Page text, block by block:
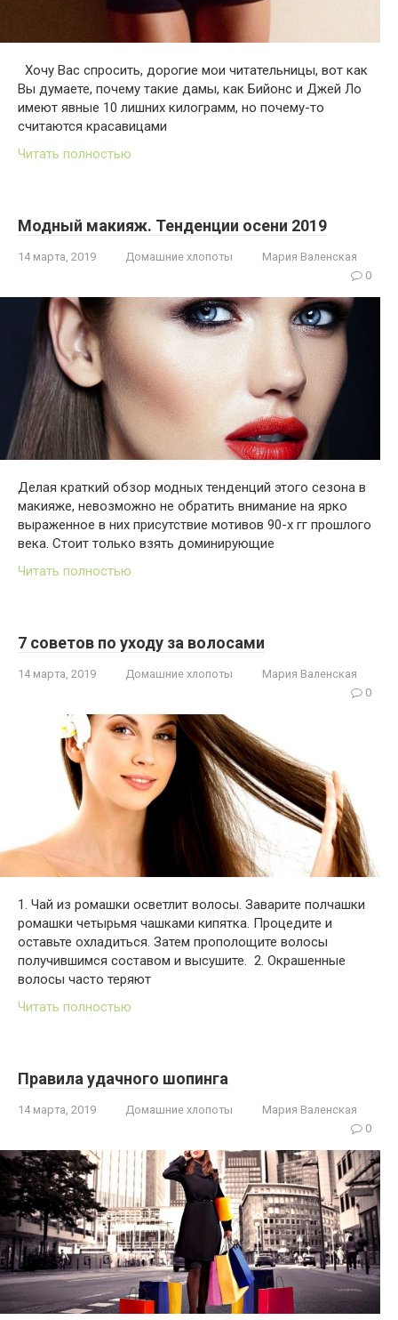
Хочу Вас спросить, дорогие мои читательницы, вот как
Вы думаете, почему такие дамы, как Бийонс и Джей Ло
имеют явные 10 лишних килограмм, но почему-то
считаются красавицами
Читать полностью
Модный макияж. Тенденции осени 2019
14 марта, 2019 Домашние хлопоты
Мария Валенская
0
Делая краткий обзор модных тенденций этого сезона в
макияже, невозможно не обратить внимание на ярко
выраженное в них присутствие мотивов 90-х гг прошлого
века. Стоит только взять доминирующие
Читать полностью
7 советов по уходу за волосами
14 марта, 2019 Домашние хлопоты
Мария Валенская
0
1. Чай из ромашки осветлит волосы. Заварите полчашки
ромашки четырьмя чашками кипятка. Процедите и
оставьте охладиться. Затем прополощите волосы
получившимся составом и высушите. 2. Окрашенные
волосы часто теряют
Читать полностью
Правила удачного шопинга
14 марта, 2019 Домашние хлопоты
Мария Валенская
0